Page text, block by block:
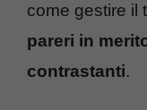
come gestire il
pareri in
contrastanti.